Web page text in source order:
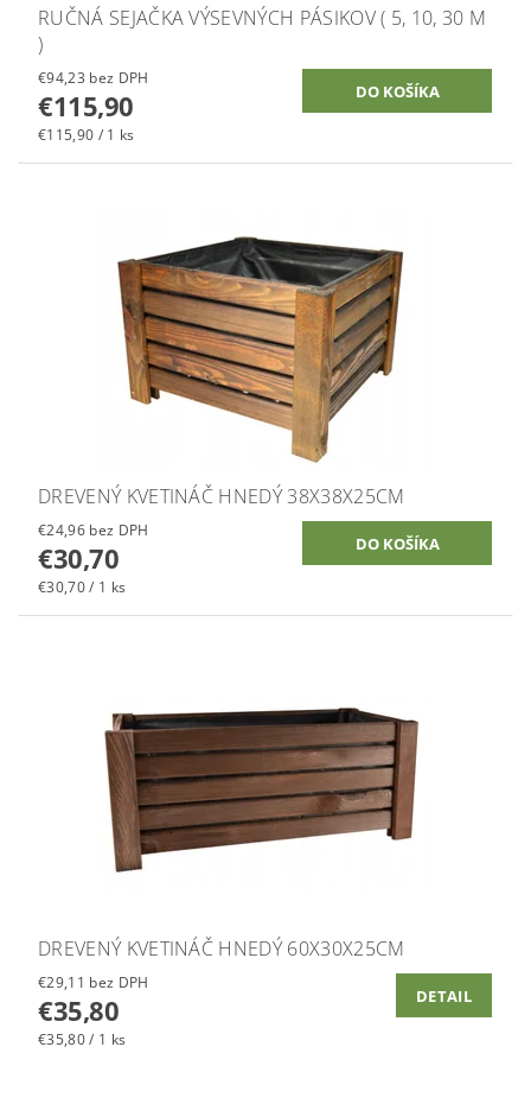
RUČNÁ SEJAČKA VÝSEVNÝCH PÁSIKOV ( 5, 10, 30 M
)
€94,23 bez DPH
€115,90
€115,90 / 1 ks
DREVENÝ KVETINÁČ HNEDÝ 38X38X25CM
€24,96 bez DPH
€30,70
€30,70 / 1 ks
DREVENÝ KVETINÁČ HNEDÝ 60X30X25CM
€29,11 bez DPH
€35,80
€35,80 / 1 ks
DETAIL